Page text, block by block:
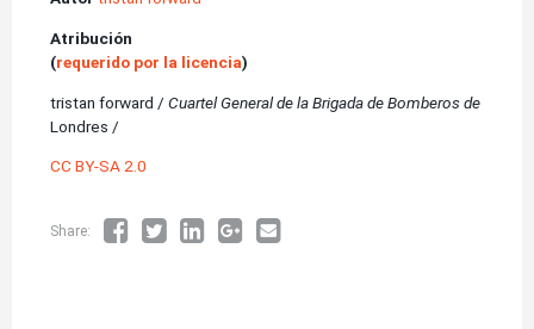
Atribución
(requerido por la licencia)
tristan forward / Cuartel General de la Brigada de Bomberos de
Londres /
CC BY-SA 2.0
Share: